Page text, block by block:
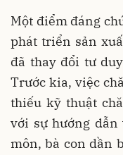
Một điểm đáng
phát triển sản
đã thay đổi tư
Trước kia, việc
thiếu kỹ thuật
với sự hướng dẫn
môn, bà con dần